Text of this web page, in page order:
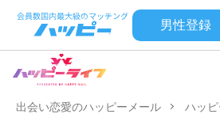
男性登録
出会い恋愛のハッピーメール ハッ